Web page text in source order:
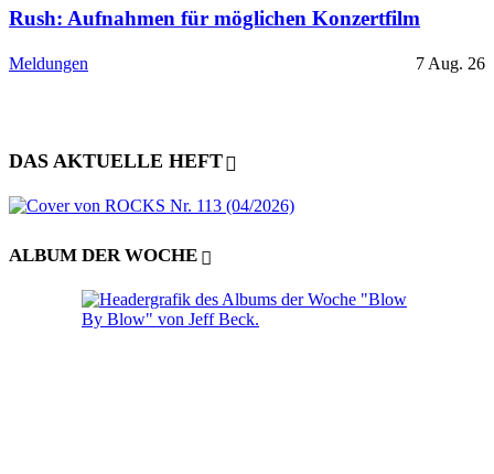
Rush: Aufnahmen für möglichen Konzertfilm
Meldungen 7 Aug. 26
DAS AKTUELLE HEFT
ALBUM DER WOCHE